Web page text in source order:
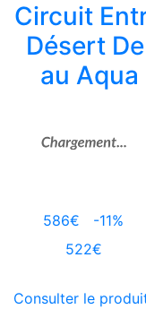
Circuit
Désert
au
586€ -11%
522€
Consulter le